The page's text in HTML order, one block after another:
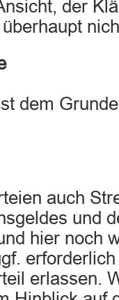
der
dem
auch
und
hier noch
erlassen.